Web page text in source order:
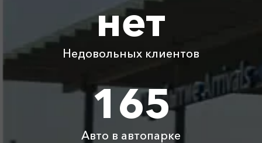
2230 ₽ 4460 ₽
7380 ₽
2560 ₽ 3840 ₽
нет
Недовольных клиентов
165
Авто в автопарке